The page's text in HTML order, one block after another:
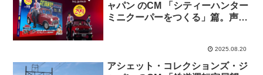
ャパン のCM 「シティーハンター
ミニクーパーをつくる」篇。声
2025.08.20
アシェット・コレクションズ・ジ